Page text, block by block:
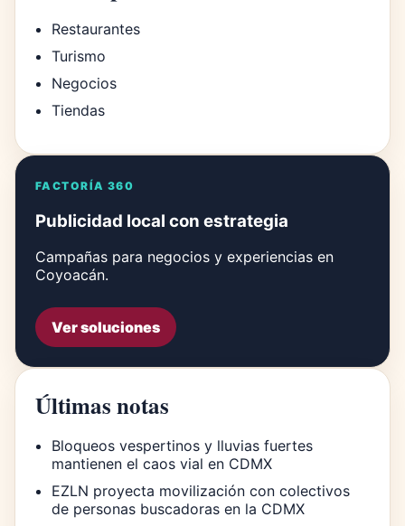
Restaurantes
Turismo
Negocios
Tiendas
FACTORÍA 360
Publicidad local con estrategia
Campañas para negocios y experiencias en
Coyoacán.
Ver soluciones
Últimas notas
Bloqueos vespertinos y lluvias fuertes
mantienen el caos vial en CDMX
EZLN proyecta movilización con colectivos
de personas buscadoras en la CDMX